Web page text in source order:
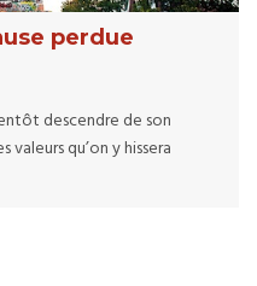
perdue
descendre de son
qu’on y hissera